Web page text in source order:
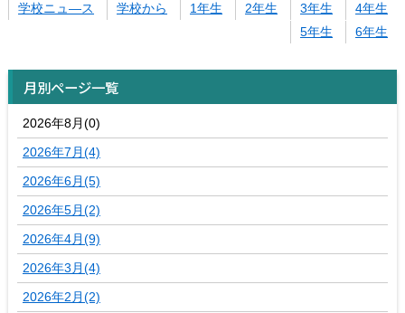
学校ニュ―ス 学校から 1年生 2年生 3年生
4年生
5年生
6年生
月別ページ一覧
2026年8月(0)
2026年7月(4)
2026年6月(5)
2026年5月(2)
2026年4月(9)
2026年3月(4)
2026年2月(2)